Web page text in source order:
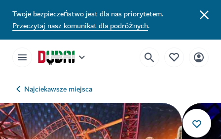
Twoje bezpieczeństwo jest dla nas priorytetem.
Przeczytaj nasz komunikat dla podróżnych.
Najciekawsze miejsca